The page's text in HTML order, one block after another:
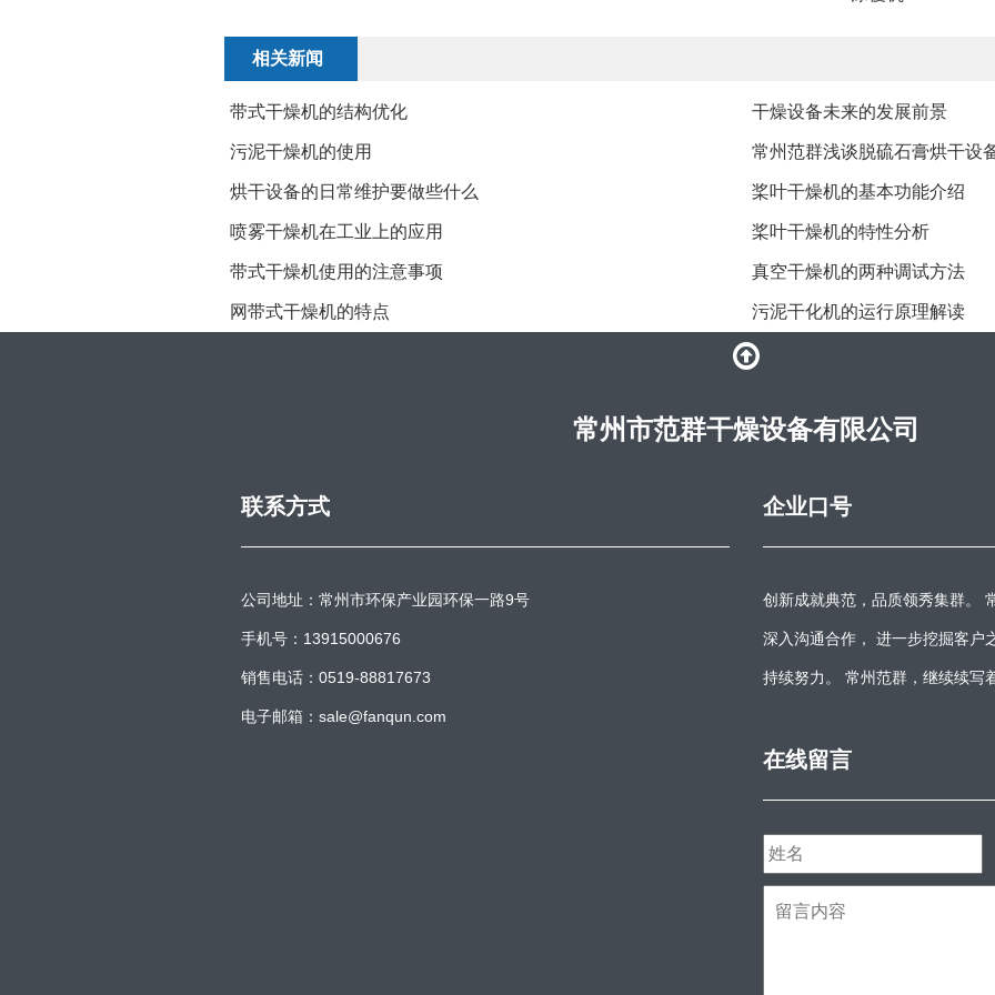
相关新闻
带式干燥机的结构优化 干燥设备未来的发展前景
污泥干燥机的使用 常州范群浅谈脱硫石膏烘干设
烘干设备的日常维护要做些什么 桨叶干燥机的基本功能介绍
喷雾干燥机在工业上的应用 桨叶干燥机的特性分析
带式干燥机使用的注意事项 ​真空干燥机的两种调试方法
网带式干燥机的特点 污泥干化机的运行原理解读
常州市范群干燥设备有限公司
联系方式
公司地址：常州市环保产业园环保一路9号
手机号：13915000676
销售电话：0519-88817673
电子邮箱：sale@fanqun.com
企业口号
创新成就典范，品质领秀集群。
深入沟通合作， 进一步挖掘客户
持续努力。 常州范群，继续续写
在线留言